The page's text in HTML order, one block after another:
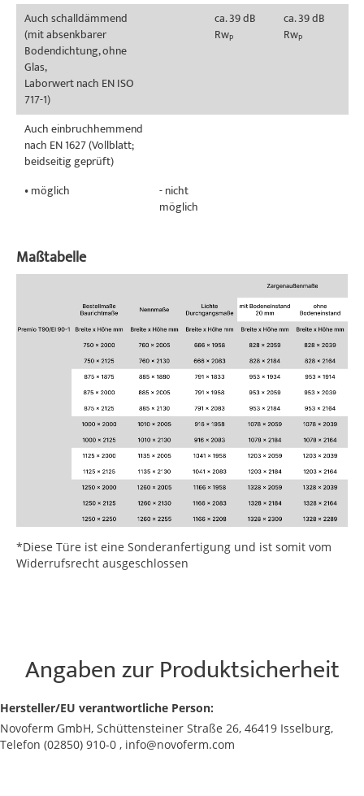
Auch schalldämmend
(mit absenkbarer
Bodendichtung, ohne
Glas,
Laborwert nach EN ISO
717-1)
ca. 39 dB
RwP
ca. 39 dB
RwP
Auch einbruchhemmend
nach EN 1627 (Vollblatt;
beidseitig geprüft)
• möglich
- nicht
möglich
Maßtabelle
*Diese Türe ist eine Sonderanfertigung und ist somit vom
Widerrufsrecht ausgeschlossen
Angaben zur Produktsicherheit
Hersteller/EU verantwortliche Person:
Novoferm GmbH, Schüttensteiner Straße 26, 46419 Isselburg,
Telefon (02850) 910-0 , info@novoferm.com